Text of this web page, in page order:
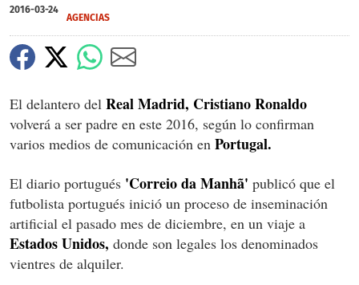
2016-03-24
AGENCIAS
El delantero del Real Madrid, Cristiano Ronaldo
volverá a ser padre en este 2016, según lo confirman
varios medios de comunicación en Portugal.
El diario portugués 'Correio da Manhã' publicó que el
futbolista portugués inició un proceso de inseminación
artificial el pasado mes de diciembre, en un viaje a
Estados Unidos, donde son legales los denominados
vientres de alquiler.